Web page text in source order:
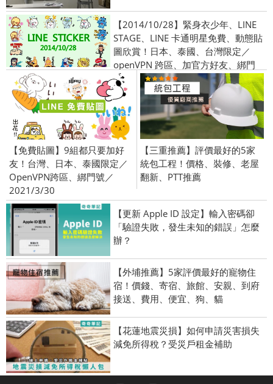
【2014/10/28】緊身衣少年、LINE
STAGE、LINE 卡通明星免費、動態貼
圖欣賞！日本、泰國、台灣限定／
openVPN 跨區、加官方好友、綁門
號、安裝程式
【免費貼圖】9組都只要加好
友！台灣、日本、泰國限定／
OpenVPN跨區、綁門號／
2021/3/30
【三重推薦】評價最好的5家
統包工程！價格、裝修、老屋
翻新、PTT推薦
【更新 Apple ID 設定】輸入密碼卻
「驗證失敗，發生未知的錯誤」怎麼
辦？
【外埔推薦】5家評價最好的寵物住
宿！價錢、寄宿、旅館、安親、到府
接送、費用、便宜、狗、貓
【花蓮地震災損】如何申請災害損失
減免所得稅？受災戶租金補助